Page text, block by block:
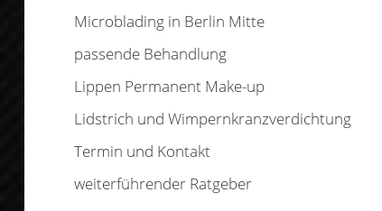
Microblading in Berlin Mitte
passende Behandlung
Lippen Permanent Make-up
Lidstrich und Wimpernkranzverdichtung
Termin und Kontakt
weiterführender Ratgeber